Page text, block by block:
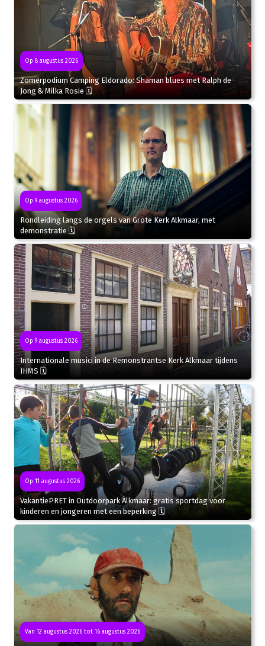
Op 8 augustus 2026
Zomerpodium Camping Eldorado: Shaman blues met Ralph de
Jong & Milka Rosie 🗓
Op 9 augustus 2026
Rondleiding langs de orgels van Grote Kerk Alkmaar, met
demonstratie 🗓
Op 9 augustus 2026
Internationale musici in de Remonstrantse Kerk Alkmaar tijdens
IHMS 🗓
Op 11 augustus 2026
VakantiePRET in Outdoorpark Alkmaar: gratis sportdag voor
kinderen en jongeren met een beperking 🗓
Van 12 augustus 2026 tot 16 augustus 2026